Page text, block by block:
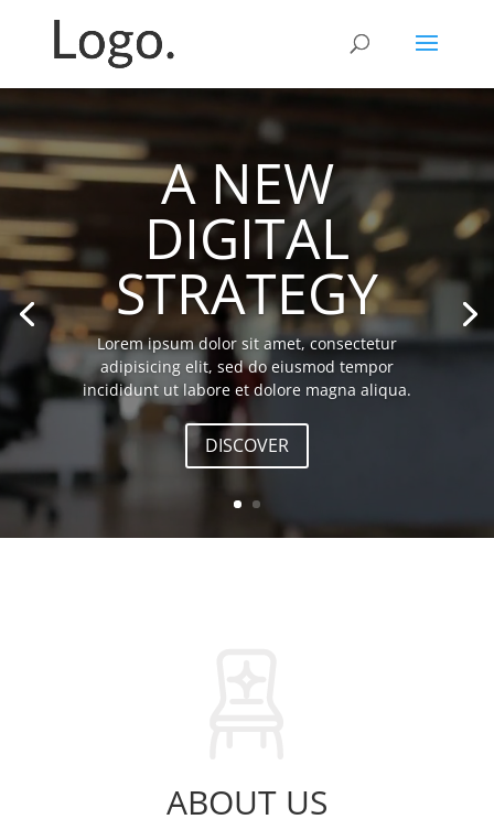
A NEW
DIGITAL
STRATEGY
Lorem ipsum dolor sit amet, consectetur
adipisicing elit, sed do eiusmod tempor
incididunt ut labore et dolore magna aliqua.
DISCOVER
vidéo
ABOUT US